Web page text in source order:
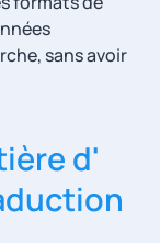
sans avoir
d'